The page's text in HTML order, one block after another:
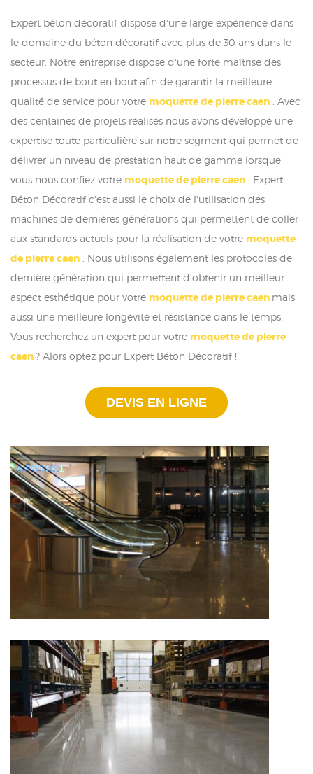
Expert béton décoratif dispose d'une large expérience dans
le domaine du béton décoratif avec plus de 30 ans dans le
secteur. Notre entreprise dispose d'une forte maîtrise des
processus de bout en bout afin de garantir la meilleure
qualité de service pour votre moquette de pierre caen . Avec
des centaines de projets réalisés nous avons développé une
expertise toute particulière sur notre segment qui permet de
délivrer un niveau de prestation haut de gamme lorsque
vous nous confiez votre moquette de pierre caen . Expert
Béton Décoratif c'est aussi le choix de l'utilisation des
machines de dernières générations qui permettent de coller
aux standards actuels pour la réalisation de votre moquette
de pierre caen . Nous utilisons également les protocoles de
dernière génération qui permettent d'obtenir un meilleur
aspect esthétique pour votre moquette de pierre caen mais
aussi une meilleure longévité et résistance dans le temps.
Vous recherchez un expert pour votre moquette de pierre
caen? Alors optez pour Expert Béton Décoratif !
DEVIS EN LIGNE